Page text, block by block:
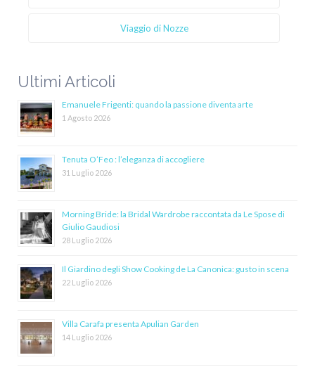
Viaggio di Nozze
Ultimi Articoli
Emanuele Frigenti: quando la passione diventa arte
1 Agosto 2026
Tenuta O’Feo : l’eleganza di accogliere
31 Luglio 2026
Morning Bride: la Bridal Wardrobe raccontata da Le Spose di
Giulio Gaudiosi
28 Luglio 2026
Il Giardino degli Show Cooking de La Canonica: gusto in scena
22 Luglio 2026
Villa Carafa presenta Apulian Garden
14 Luglio 2026